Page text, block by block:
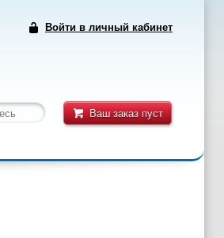
Войти в личный кабинет
Ваш заказ пуст